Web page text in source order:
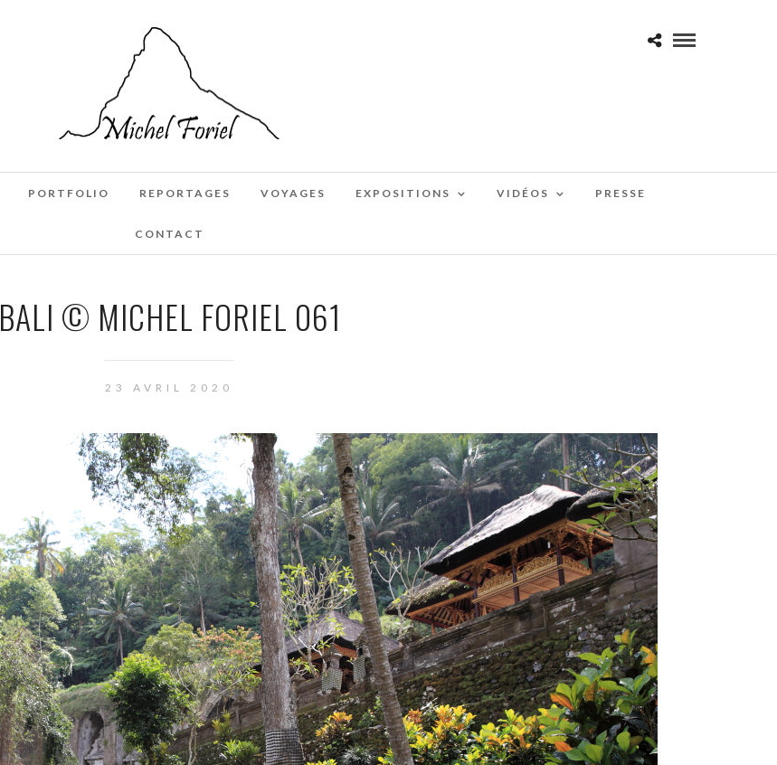
PORTFOLIO REPORTAGES VOYAGES EXPOSITIONS VIDÉOS PRESSE
CONTACT
BALI © MICHEL FORIEL 061
23 AVRIL 2020